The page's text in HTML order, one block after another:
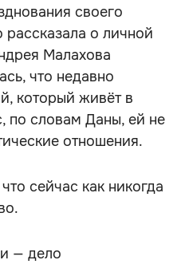
своего
рассказала о личной
Малахова
что недавно
который живёт в
по словам Даны, ей не
отношения.
сейчас как никогда
— дело